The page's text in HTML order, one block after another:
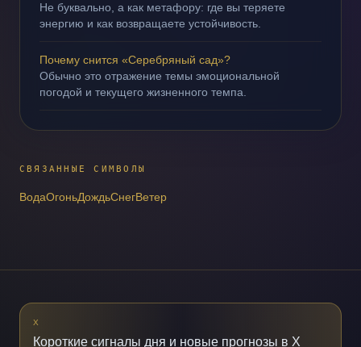
Не буквально, а как метафору: где вы теряете
энергию и как возвращаете устойчивость.
Почему снится «Серебряный сад»?
Обычно это отражение темы эмоциональной
погодой и текущего жизненного темпа.
СВЯЗАННЫЕ СИМВОЛЫ
ВодаОгоньДождьСнегВетер
X
Короткие сигналы дня и новые прогнозы в X